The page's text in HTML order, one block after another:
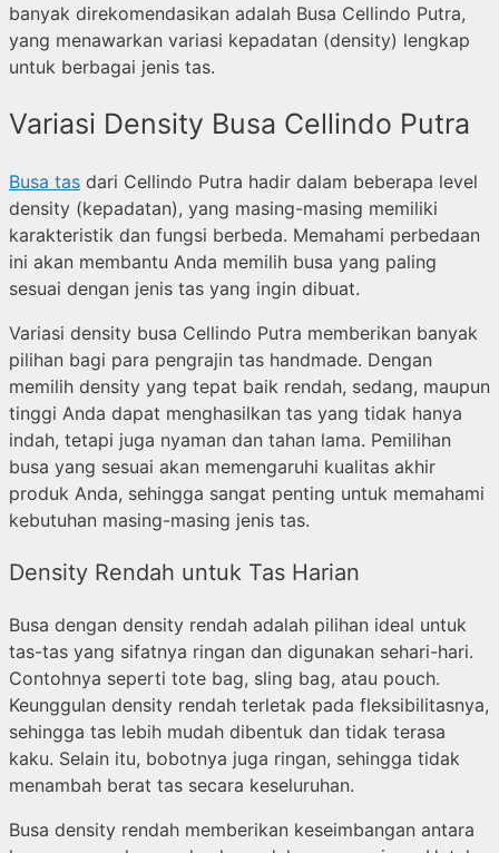
banyak direkomendasikan adalah Busa Cellindo Putra,
yang menawarkan variasi kepadatan (density) lengkap
untuk berbagai jenis tas.
Variasi Density Busa Cellindo Putra
Busa tas dari Cellindo Putra hadir dalam beberapa level
density (kepadatan), yang masing-masing memiliki
karakteristik dan fungsi berbeda. Memahami perbedaan
ini akan membantu Anda memilih busa yang paling
sesuai dengan jenis tas yang ingin dibuat.
Variasi density busa Cellindo Putra memberikan banyak
pilihan bagi para pengrajin tas handmade. Dengan
memilih density yang tepat baik rendah, sedang, maupun
tinggi Anda dapat menghasilkan tas yang tidak hanya
indah, tetapi juga nyaman dan tahan lama. Pemilihan
busa yang sesuai akan memengaruhi kualitas akhir
produk Anda, sehingga sangat penting untuk memahami
kebutuhan masing-masing jenis tas.
Density Rendah untuk Tas Harian
Busa dengan density rendah adalah pilihan ideal untuk
tas-tas yang sifatnya ringan dan digunakan sehari-hari.
Contohnya seperti tote bag, sling bag, atau pouch.
Keunggulan density rendah terletak pada fleksibilitasnya,
sehingga tas lebih mudah dibentuk dan tidak terasa
kaku. Selain itu, bobotnya juga ringan, sehingga tidak
menambah berat tas secara keseluruhan.
Busa density rendah memberikan keseimbangan antara